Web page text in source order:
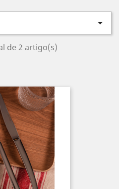

de 2 artigo(s)